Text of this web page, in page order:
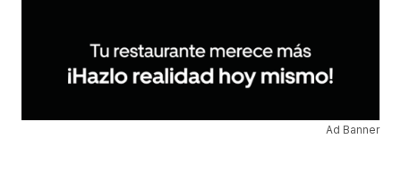
Ad Banner